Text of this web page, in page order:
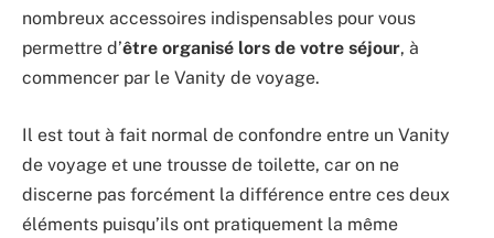
nombreux accessoires indispensables pour vous
permettre d’être organisé lors de votre séjour, à
commencer par le Vanity de voyage.
Il est tout à fait normal de confondre entre un Vanity
de voyage et une trousse de toilette, car on ne
discerne pas forcément la différence entre ces deux
éléments puisqu’ils ont pratiquement la même